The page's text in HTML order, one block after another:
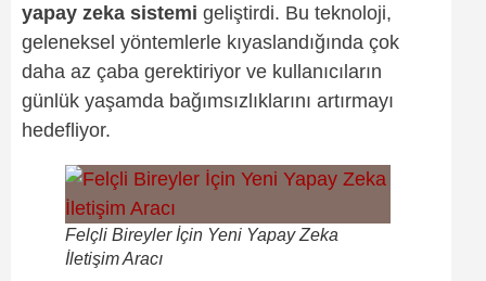
yapay zeka sistemi geliştirdi. Bu teknoloji,
geleneksel yöntemlerle kıyaslandığında çok
daha az çaba gerektiriyor ve kullanıcıların
günlük yaşamda bağımsızlıklarını artırmayı
hedefliyor.
Felçli Bireyler İçin Yeni Yapay Zeka
İletişim Aracı